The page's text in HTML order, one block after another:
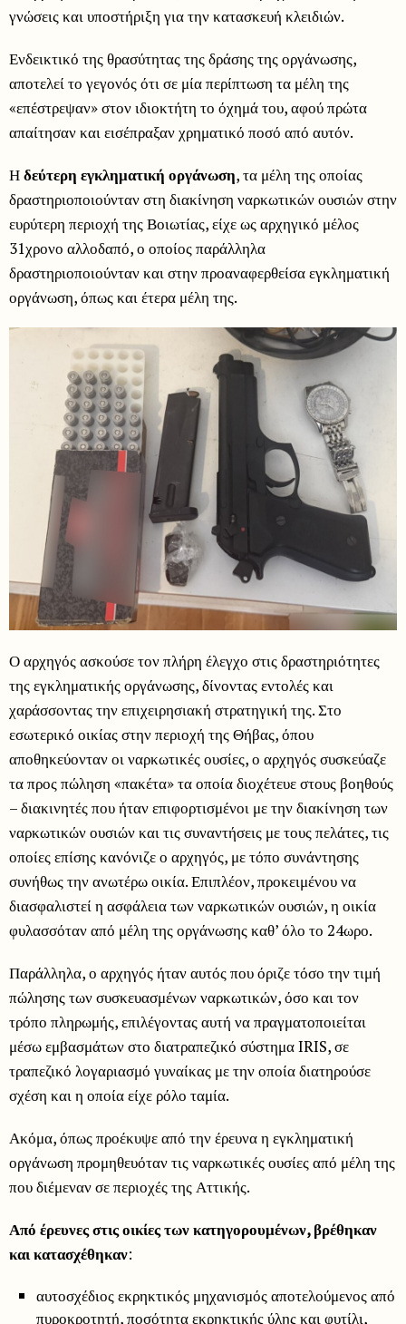
γνώσεις και υποστήριξη για την κατασκευή κλειδιών.
Ενδεικτικό της θρασύτητας της δράσης της οργάνωσης,
αποτελεί το γεγονός ότι σε μία περίπτωση τα μέλη της
«επέστρεψαν» στον ιδιοκτήτη το όχημά του, αφού πρώτα
απαίτησαν και εισέπραξαν χρηματικό ποσό από αυτόν.
Ηδεύτερη εγκληματική οργάνωση, τα μέλη της οποίας
δραστηριοποιούνταν στη διακίνηση ναρκωτικών ουσιών στην
ευρύτερη περιοχή της Βοιωτίας, είχε ως αρχηγικό μέλος
31χρονο αλλοδαπό, ο οποίος παράλληλα
δραστηριοποιούνταν και στην προαναφερθείσα εγκληματική
οργάνωση, όπως και έτερα μέλη της.
Ο αρχηγός ασκούσε τον πλήρη έλεγχο στις δραστηριότητες
της εγκληματικής οργάνωσης, δίνοντας εντολές και
χαράσσοντας την επιχειρησιακή στρατηγική της. Στο
εσωτερικό οικίας στην περιοχή της Θήβας, όπου
αποθηκεύονταν οι ναρκωτικές ουσίες, ο αρχηγός συσκεύαζε
τα προς πώληση «πακέτα» τα οποία διοχέτευε στους βοηθούς
– διακινητές που ήταν επιφορτισμένοι με την διακίνηση των
ναρκωτικών ουσιών και τις συναντήσεις με τους πελάτες, τις
οποίες επίσης κανόνιζε ο αρχηγός, με τόπο συνάντησης
συνήθως την ανωτέρω οικία. Επιπλέον, προκειμένου να
διασφαλιστεί η ασφάλεια των ναρκωτικών ουσιών, η οικία
φυλασσόταν από μέλη της οργάνωσης καθ’ όλο το 24ωρο.
Παράλληλα, ο αρχηγός ήταν αυτός που όριζε τόσο την τιμή
πώλησης των συσκευασμένων ναρκωτικών, όσο και τον
τρόπο πληρωμής, επιλέγοντας αυτή να πραγματοποιείται
μέσω εμβασμάτων στο διατραπεζικό σύστημα IRIS, σε
τραπεζικό λογαριασμό γυναίκας με την οποία διατηρούσε
σχέση και η οποία είχε ρόλο ταμία.
Ακόμα, όπως προέκυψε από την έρευνα η εγκληματική
οργάνωση προμηθευόταν τις ναρκωτικές ουσίες από μέλη της
που διέμεναν σε περιοχές της Αττικής.
Από έρευνες στις οικίες των κατηγορουμένων, βρέθηκαν
και κατασχέθηκαν:
αυτοσχέδιος εκρηκτικός μηχανισμός αποτελούμενος από
πυροκροτητή, ποσότητα εκρηκτικής ύλης και φυτίλι,